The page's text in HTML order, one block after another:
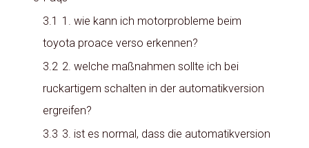
3.1 1. wie kann ich motorprobleme beim
toyota proace verso erkennen?
3.2 2. welche maßnahmen sollte ich bei
ruckartigem schalten in der automatikversion
ergreifen?
3.3 3. ist es normal, dass die automatikversion